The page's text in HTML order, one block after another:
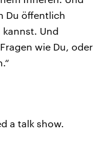
Du öffentlich
Und
wie Du, oder
a talk show.